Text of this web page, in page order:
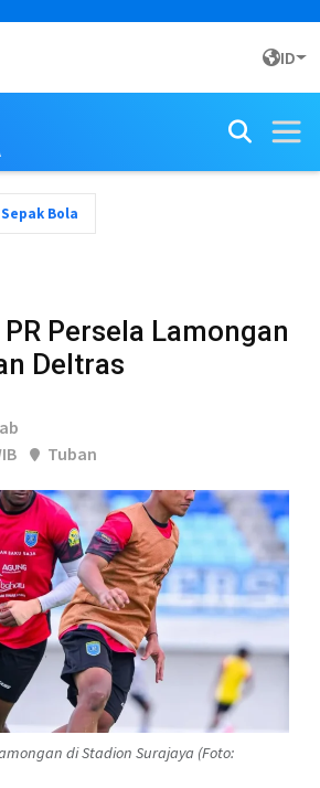
ID
Sepak Bola
Persela Lamongan
Deltras
Tuban
di Stadion Surajaya (Foto: